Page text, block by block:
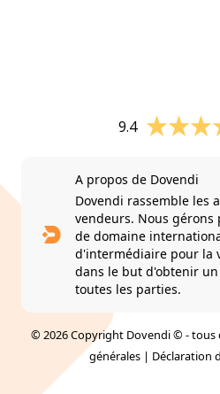
9.4
A propos de Dovendi
Dovendi rassemble les
vendeurs. Nous gérons
de domaine
d'intermédiaire pour la
dans le but d'obtenir
toutes les parties.
© 2026 Copyright Dovendi © - tous
générales | Déclaration